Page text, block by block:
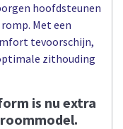
hoofdsteunen
Met een
tevoorschijn,
zithouding
is nu extra